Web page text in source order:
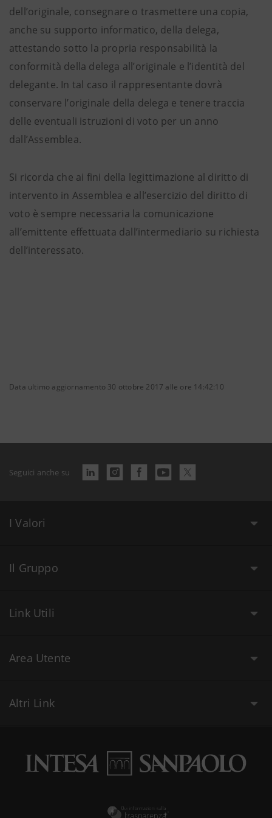
dell’originale, consegnare o trasmettere una copia,
anche su supporto informatico, della delega,
attestando sotto la propria responsabilità la
conformità della delega all’originale e l’identità del
delegante. In tal caso il rappresentante dovrà
conservare l’originale della delega e tenere traccia
delle eventuali istruzioni di voto per un anno
dall’Assemblea.
Si ricorda che ai fini della legittimazione al diritto di
intervento in Assemblea e all’esercizio del diritto di
voto è sempre necessaria la comunicazione
all’emittente effettuata dall’intermediario su richiesta
dell’interessato.
Data ultimo aggiornamento 30 ottobre 2017 alle ore 14:42:10
Seguici anche su
I Valori
Il Gruppo
Link Utili
Area Utente
Altri Link